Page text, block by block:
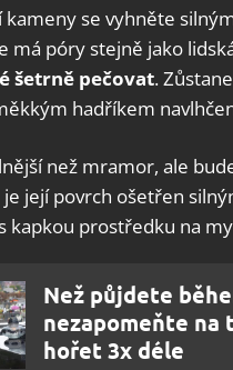
kameny se vyhněte
má póry stejně jako
šetrně pečovat.
hadříkem
než mramor, ale
její povrch ošetřen
kapkou prostředku na
Než půjdete
nezapomeňte na
hořet 3x déle